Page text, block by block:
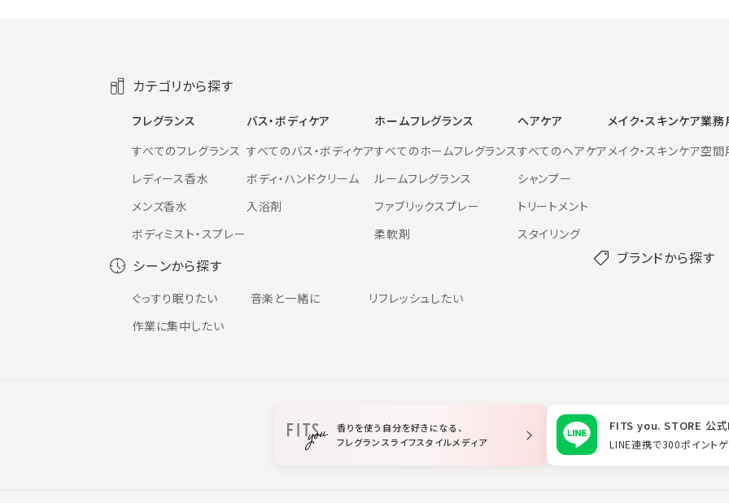
カテゴリから探す
フレグランス
すべてのフレグランス
レディース香水
メンズ香水
ボディミスト・スプレー
バス・ボディケア
すべてのバス・ボディケア
ボディ・ハンドクリーム
入浴剤
ホームフレグランス
すべてのホームフレグランス
ルームフレグランス
ファブリックスプレー
柔軟剤
ヘアケア
すべてのヘアケア
シャンプー
トリートメント
スタイリング
メイク・スキンケア
メイク・スキンケア
業務
空間
シーンから探す
ぐっすり眠りたい 音楽と一緒に
リフレッシュしたい
作業に集中したい
ブランドから探す
香りを使う自分を好きになる、
フレグランスライフスタイルメディア
FITS you. STORE 公
LINE連携で300ポイントゲ